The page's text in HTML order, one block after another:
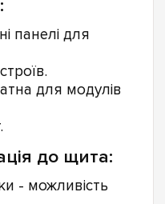
панелі для
для модулів
до щита:
- можливість